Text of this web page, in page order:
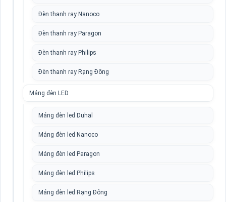
Đèn thanh ray Nanoco
Đèn thanh ray Paragon
Đèn thanh ray Philips
Đèn thanh ray Rạng Đông
Máng đèn LED
Máng đèn led Duhal
Máng đèn led Nanoco
Máng đèn led Paragon
Máng đèn led Philips
Máng đèn led Rạng Đông